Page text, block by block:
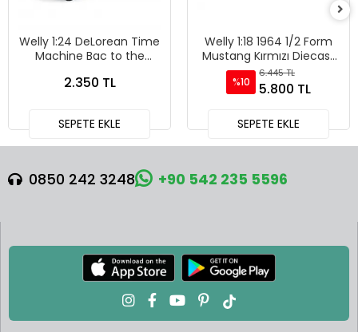
Welly 1:24 DeLorean Time
Machine Bac to the
2.350 TL
SEPETE EKLE
Welly 1:18 1964 1/2 Form
Mustang Kırmızı Diecast
Model Araba - 12519H-W
%10
6.445 TL
5.800 TL
SEPETE EKLE
0850 242 3248 +90 542 235 5596